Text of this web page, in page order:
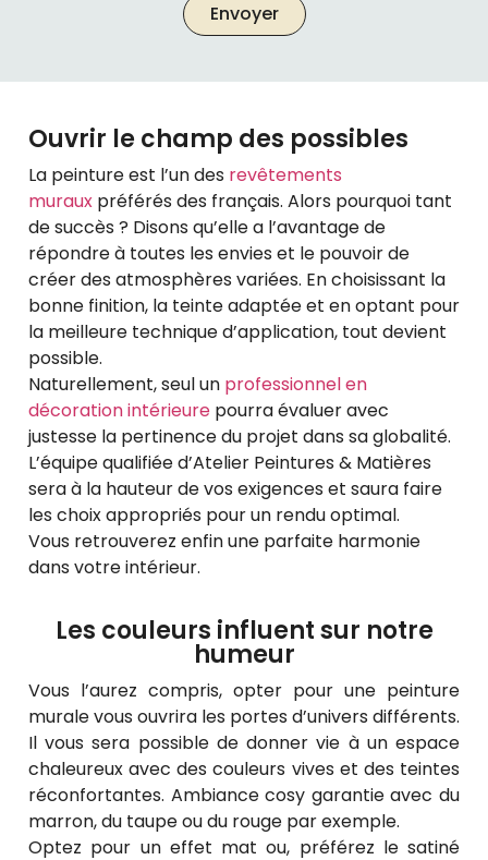
Envoyer
Ouvrir le champ des possibles
La peinture est l’un des revêtements
muraux préférés des français. Alors pourquoi tant
de succès ? Disons qu’elle a l’avantage de
répondre à toutes les envies et le pouvoir de
créer des atmosphères variées. En choisissant la
bonne finition, la teinte adaptée et en optant pour
la meilleure technique d’application, tout devient
possible.
Naturellement, seul un professionnel en
décoration intérieure pourra évaluer avec
justesse la pertinence du projet dans sa globalité.
L’équipe qualifiée d’Atelier Peintures & Matières
sera à la hauteur de vos exigences et saura faire
les choix appropriés pour un rendu optimal.
Vous retrouverez enfin une parfaite harmonie
dans votre intérieur.
Les couleurs influent sur notre
humeur
Vous l’aurez compris, opter pour une peinture
murale vous ouvrira les portes d’univers différents.
Il vous sera possible de donner vie à un espace
chaleureux avec des couleurs vives et des teintes
réconfortantes. Ambiance cosy garantie avec du
marron, du taupe ou du rouge par exemple.
Optez pour un effet mat ou, préférez le satiné